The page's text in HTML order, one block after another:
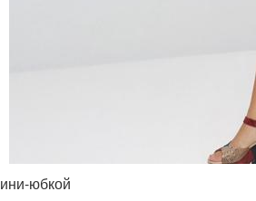
юбкой